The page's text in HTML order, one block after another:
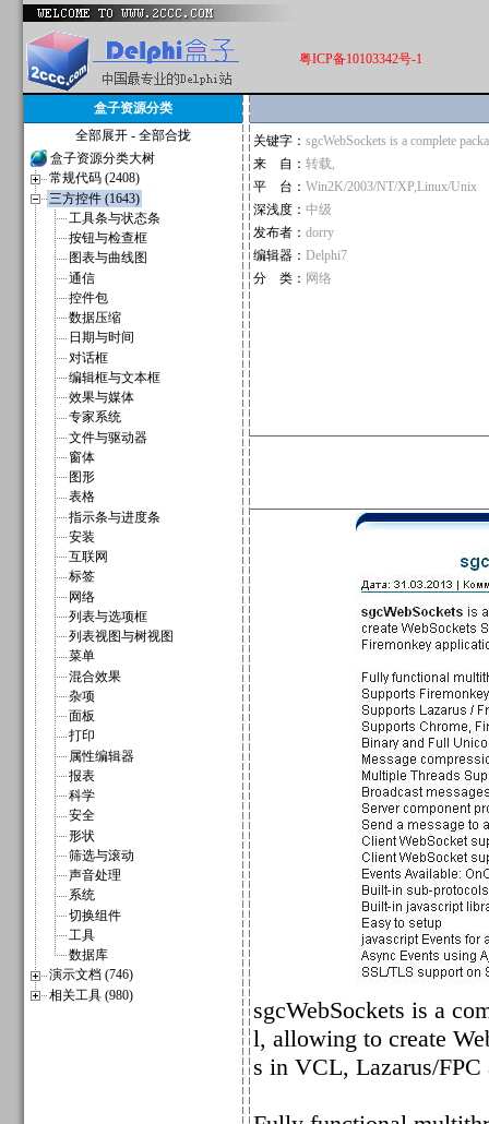
粤ICP备10103342号-1
盒子资源分类
全部展开 - 全部合拢
盒子资源分类大树
常规代码 (2408)
三方控件 (1643)
工具条与状态条
按钮与检查框
图表与曲线图
通信
控件包
数据压缩
日期与时间
对话框
编辑框与文本框
效果与媒体
专家系统
文件与驱动器
窗体
图形
表格
指示条与进度条
安装
互联网
标签
网络
列表与选项框
列表视图与树视图
菜单
混合效果
杂项
面板
打印
属性编辑器
报表
科学
安全
形状
筛选与滚动
声音处理
系统
切换组件
工具
数据库
演示文档 (746)
相关工具 (980)
关键字： sgcWebSockets is a complete
来 自： 转载,
平 台： Win2K/2003/NT/XP,Linux/Unix
深浅度： 中级
发布者： dorry
编辑器： Delphi7
分 类： 网络
sgcWebSockets is a
l, allowing to create
s in VCL, Lazarus/